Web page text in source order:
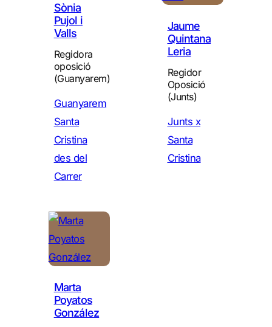
Sònia
Pujol i
Valls
Regidora
oposició
(Guanyarem)
Guanyarem
Santa
Cristina
des del
Carrer
Jaume
Quintana
Leria
Regidor
Oposició
(Junts)
Junts x
Santa
Cristina
Marta
Poyatos
González